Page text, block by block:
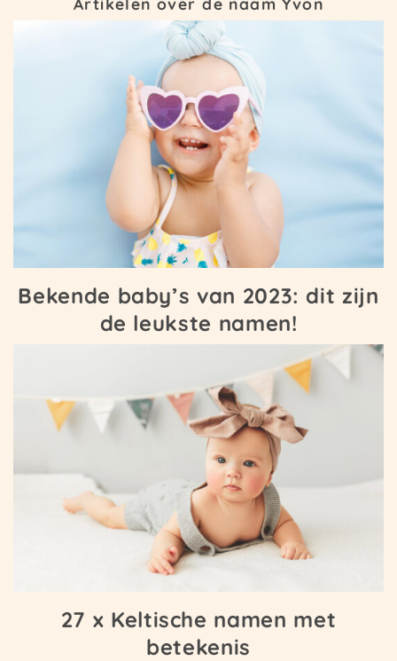
Artikelen over de naam Yvon
Bekende baby’s van 2023: dit zijn
de leukste namen!
27 x Keltische namen met
betekenis